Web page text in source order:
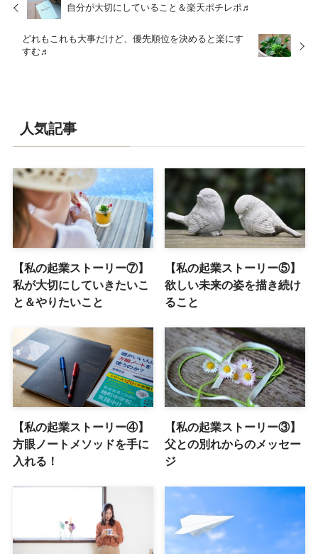
自分が大切にしていること＆楽天ポチレポ♬
どれもこれも大事だけど、優先順位を決めると楽にす
すむ♬
人気記事
【私の起業ストーリー⑦】
私が大切にしていきたいこ
と＆やりたいこと
【私の起業ストーリー⑤】
欲しい未来の姿を描き続け
ること
【私の起業ストーリー④】
方眼ノートメソッドを手に
入れる！
【私の起業ストーリー③】
父との別れからのメッセー
ジ